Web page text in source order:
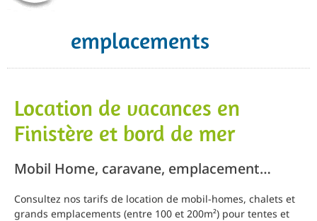
emplacements
Location de vacances en
Finistère et bord de mer
Mobil Home, caravane, emplacement…
Consultez nos tarifs de location de mobil-homes, chalets et
grands emplacements (entre 100 et 200m²) pour tentes et